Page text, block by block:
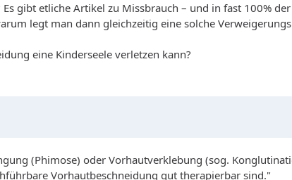
gibt etliche Artikel zu Missbrauch – und in fast 100%
legt man dann gleichzeitig eine solche
eine Kinderseele verletzen kann?
(Phimose) oder Vorhautverklebung (sog.
Vorhautbeschneidung gut therapierbar sind."